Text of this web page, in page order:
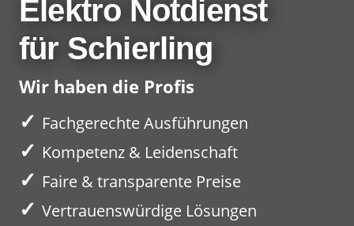
Elektro Notdienst
für Schierling
Wir haben die Profis
✓ Fachgerechte Ausführungen
✓ Kompetenz & Leidenschaft
✓ Faire & transparente Preise
✓ Vertrauenswürdige Lösungen